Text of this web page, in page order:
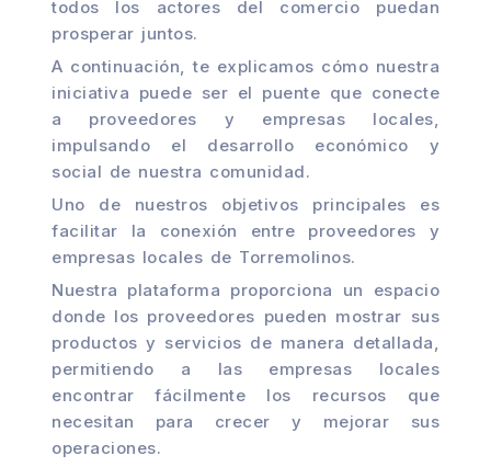
todos los actores del comercio puedan
prosperar juntos.
A continuación, te explicamos cómo nuestra
iniciativa puede ser el puente que conecte
a proveedores y empresas locales,
impulsando el desarrollo económico y
social de nuestra comunidad.
Uno de nuestros objetivos principales es
facilitar la conexión entre proveedores y
empresas locales de Torremolinos.
Nuestra plataforma proporciona un espacio
donde los proveedores pueden mostrar sus
productos y servicios de manera detallada,
permitiendo a las empresas locales
encontrar fácilmente los recursos que
necesitan para crecer y mejorar sus
operaciones.